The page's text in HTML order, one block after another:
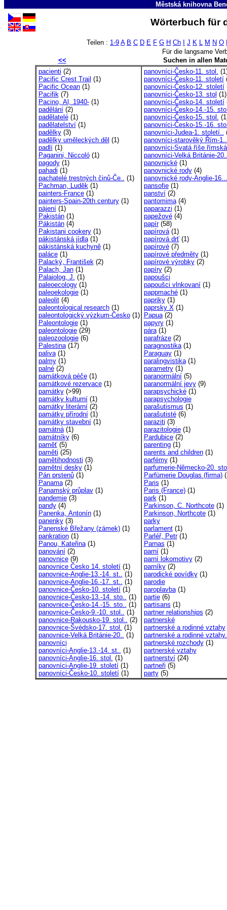
Městská knihovna
Wörterbuch für
Teilen : 1-9 A B C D E F G H Ch J K L M N O
Für die langsame
<<
Suchen in allen
pacienti (2)
Pacific Crest Trail (1)
Pacific Ocean(1)
Pacifik(7)
Pacino, Al, 1940-(1)
padělání(2)
padělatelé(1)
padělatelství(1)
padělky(3)
padělky uměleckých děl (1)
padlí(1)
Paganini, Niccoló(1)
pagody(1)
pahadi (1)
pachatelé trestných činů-Če.. (1)
Pachman, Luděk(1)
painters-France(1)
painters-Spain-20th century(1)
pájení(1)
Pakistán(1)
Pákistán(4)
Pakistani cookery(1)
pákistánská jídla(1)
pákistánská kuchyně(1)
paláce(1)
Palacký, František(2)
Palach, Jan(1)
Palaiolog, J. (1)
paleoecology(1)
paleoekologie(1)
paleolit(4)
paleontological research(1)
paleontologický výzkum-Česko(1)
Paleontologie(1)
paleontologie(29)
paleozoologie(6)
Palestina(17)
paliva(1)
palmy(1)
palné(2)
památková péče(1)
památkové rezervace(1)
památky(>99)
památky kulturní(1)
památky literární(2)
památky přírodní(1)
památky stavební(1)
památná(1)
památníky(6)
paměť(5)
paměti (25)
pamětihodnosti (3)
pamětní desky(1)
Pán prstenů(1)
Panama(2)
Panamský průplav(1)
pandemie(3)
pandy(4)
Panenka, Antonín(1)
panenky(3)
Panenské Břežany (zámek)(1)
pankration(1)
Panou, Kateřina(1)
panování(2)
panovnice(9)
panovnice Česko 14. století(1)
panovnice-Anglie-13.-14. st.. (1)
panovnice-Anglie-16.-17. st.. (1)
panovnice-Česko-10. století(1)
panovnice-Česko-13.-14. sto.. (1)
panovnice-Česko-14.-15. sto.. (1)
panovnice-Česko-9.-10. stol.. (1)
panovnice-Rakousko-19. stol.. (2)
panovnice-Švédsko-17. stol. (1)
panovnice-Velká Británie-20.. (1)
panovníci
panovníci-Anglie-13.-14. st.. (1)
panovníci-Anglie-16. stol. (1)
panovníci-Anglie-19. století(1)
panovníci-Česko-10. století(1)
panovníci-Česko-11. stol.
panovníci-Česko-11. století
panovníci-Česko-12. století
panovníci-Česko-13. stol (1)
panovníci-Česko-14. století
panovníci-Česko-14.-15.
panovníci-Česko-15. stol.
panovníci-Česko-15.-16.
panovníci-Judea-1. století..
panovníci-starověký Řím-
panovníci-Svatá říše
panovníci-Velká Británie-
panovnické(1)
panovnické rody(4)
panovnické rody-Anglie-16...
pansofie(1)
panství(2)
pantomima(4)
paparazzi (1)
papežové(4)
papír(58)
papírová(1)
papírová drť(1)
papírové(7)
papírové předměty(1)
papírové výrobky(2)
papíry(2)
papoušci
papoušci vlnkovaní(1)
pappmaché(1)
papriky(1)
paprsky X(1)
Papua(2)
papyry(1)
pára(1)
parafráze(2)
paragnostika(1)
Paraguay(1)
paralingvistika(1)
parametry(1)
paranormální(5)
paranormální jevy(9)
parapsychické(1)
parapsychologie
parašutismus (1)
parašutisté(6)
paraziti (3)
parazitologie(1)
Pardubice(2)
parenting(1)
parents and children(1)
parfémy(1)
parfumerie-Německo-20.
Parfümerie Douglas (firma)
Paris (1)
Paris (France)(1)
park(1)
Parkinson, C. Northcote(1)
Parkinson, Northcote(1)
parky
parlament(1)
Parléř, Petr(1)
Parnas (1)
parní(1)
parní lokomotivy(2)
parníky(2)
parodické povídky(1)
parodie
paroplavba(1)
partie(6)
partisans (1)
partner relationships (2)
partnerské
partnerské a rodinné vztahy
partnerské a rodinné
partnerské rozchody(1)
partnerské vztahy
partnerství(24)
partneři (5)
party(5)